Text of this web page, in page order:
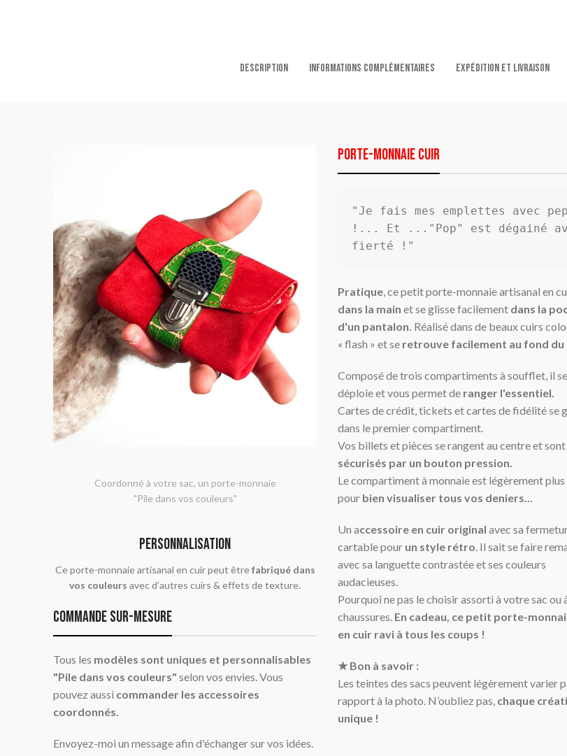
DESCRIPTION INFORMATIONS COMPLÉMENTAIRES EXPÉDITION ET LIVRAISON
Coordonné à votre sac, un porte-monnaie
"Pile dans vos couleurs"
PERSONNALISATION
Ce porte-monnaie artisanal en cuir peut êtrefabriqué dans
vos couleurs avec d’autres cuirs & effets de texture.
commande sur-mesure
Tous les modèles sont uniques et personnalisables
"Pile dans vos couleurs" selon vos envies. Vous
pouvez aussi commander les accessoires
coordonnés.
Envoyez-moi un message afin d'échanger sur vos idées.
porte-monnaie cuir
"Je fais mes emplettes avec
!... Et ..."Pop" est dégainé
fierté !"
Pratique, ce petit porte-monnaie artisanal en
dans la main et se glisse facilement dans la
d'un pantalon. Réalisé dans de beaux cuirs
« flash » et se retrouve facilement au fond du
Composé de trois compartiments à soufflet, il se
déploie et vous permet de ranger l'essentiel.
Cartes de crédit, tickets et cartes de fidélité se
dans le premier compartiment.
Vos billets et pièces se rangent au centre et sont
sécurisés par un bouton pression.
Le compartiment à monnaie est légèrement
pour bien visualiser tous vos deniers...
Un accessoire en cuir original avec sa
cartable pour un style rétro. Il sait se faire
avec sa languette contrastée et ses couleurs
audacieuses.
Pourquoi ne pas le choisir assorti à votre sac ou
chaussures. En cadeau, ce petit porte-
en cuir ravi à tous les coups !
★ Bon à savoir :
Les teintes des sacs peuvent légèrement varier
rapport à la photo. N’oubliez pas, chaque
unique !